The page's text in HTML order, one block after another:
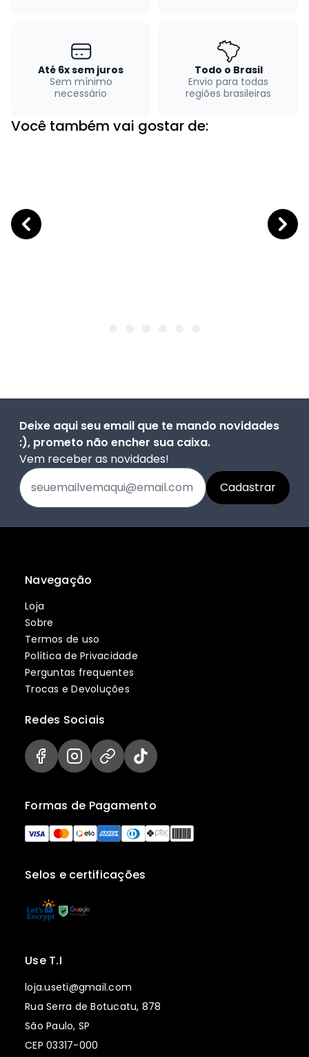
Até 6x sem juros
Sem mínimo
necessário
Todo o Brasil
Envio para todas
regiões brasileiras
Você também vai gostar de:
Deixe aqui seu email que te mando novidades
:), prometo não encher sua caixa.
Vem receber as novidades!
Navegação
Loja
Sobre
Termos de uso
Política de Privacidade
Perguntas frequentes
Trocas e Devoluções
Selos e certificações
Formas de Pagamento
Redes Sociais
Use T.I
loja.useti@gmail.com
Rua Serra de Botucatu, 878
São Paulo, SP
CEP 03317-000